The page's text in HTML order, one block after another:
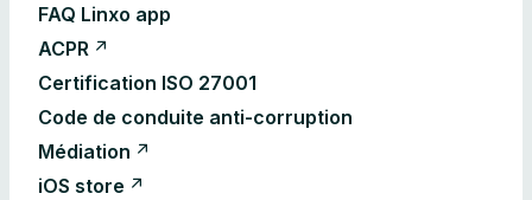
FAQ Linxo app
ACPR
Certification ISO 27001
Code de conduite anti-corruption
Médiation
iOS store